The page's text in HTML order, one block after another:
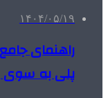
۱۴۰۴/۰۵/۱۹
راهنمای
پلی به سوی